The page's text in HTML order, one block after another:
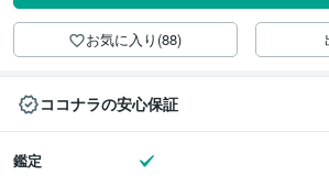
お気に入り(88)
ココナラの安心保証
鑑定